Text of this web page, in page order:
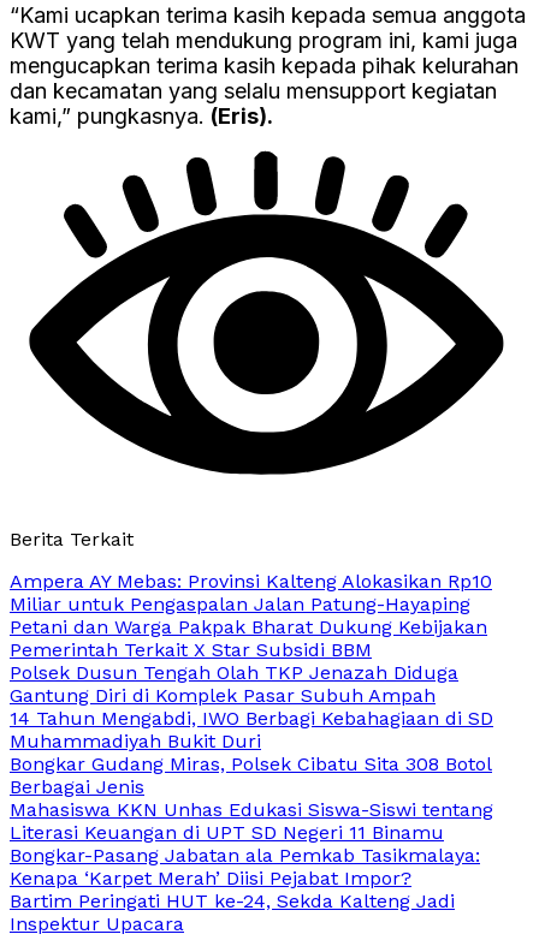
“Kami ucapkan terima kasih kepada semua anggota
KWT yang telah mendukung program ini, kami juga
mengucapkan terima kasih kepada pihak kelurahan
dan kecamatan yang selalu mensupport kegiatan
kami,” pungkasnya. (Eris).
Berita Terkait
Ampera AY Mebas: Provinsi Kalteng Alokasikan Rp10
Miliar untuk Pengaspalan Jalan Patung-Hayaping
Petani dan Warga Pakpak Bharat Dukung Kebijakan
Pemerintah Terkait X Star Subsidi BBM
Polsek Dusun Tengah Olah TKP Jenazah Diduga
Gantung Diri di Komplek Pasar Subuh Ampah
14 Tahun Mengabdi, IWO Berbagi Kebahagiaan di SD
Muhammadiyah Bukit Duri
Bongkar Gudang Miras, Polsek Cibatu Sita 308 Botol
Berbagai Jenis
Mahasiswa KKN Unhas Edukasi Siswa-Siswi tentang
Literasi Keuangan di UPT SD Negeri 11 Binamu
Bongkar-Pasang Jabatan ala Pemkab Tasikmalaya:
Kenapa ‘Karpet Merah’ Diisi Pejabat Impor?
Bartim Peringati HUT ke-24, Sekda Kalteng Jadi
Inspektur Upacara